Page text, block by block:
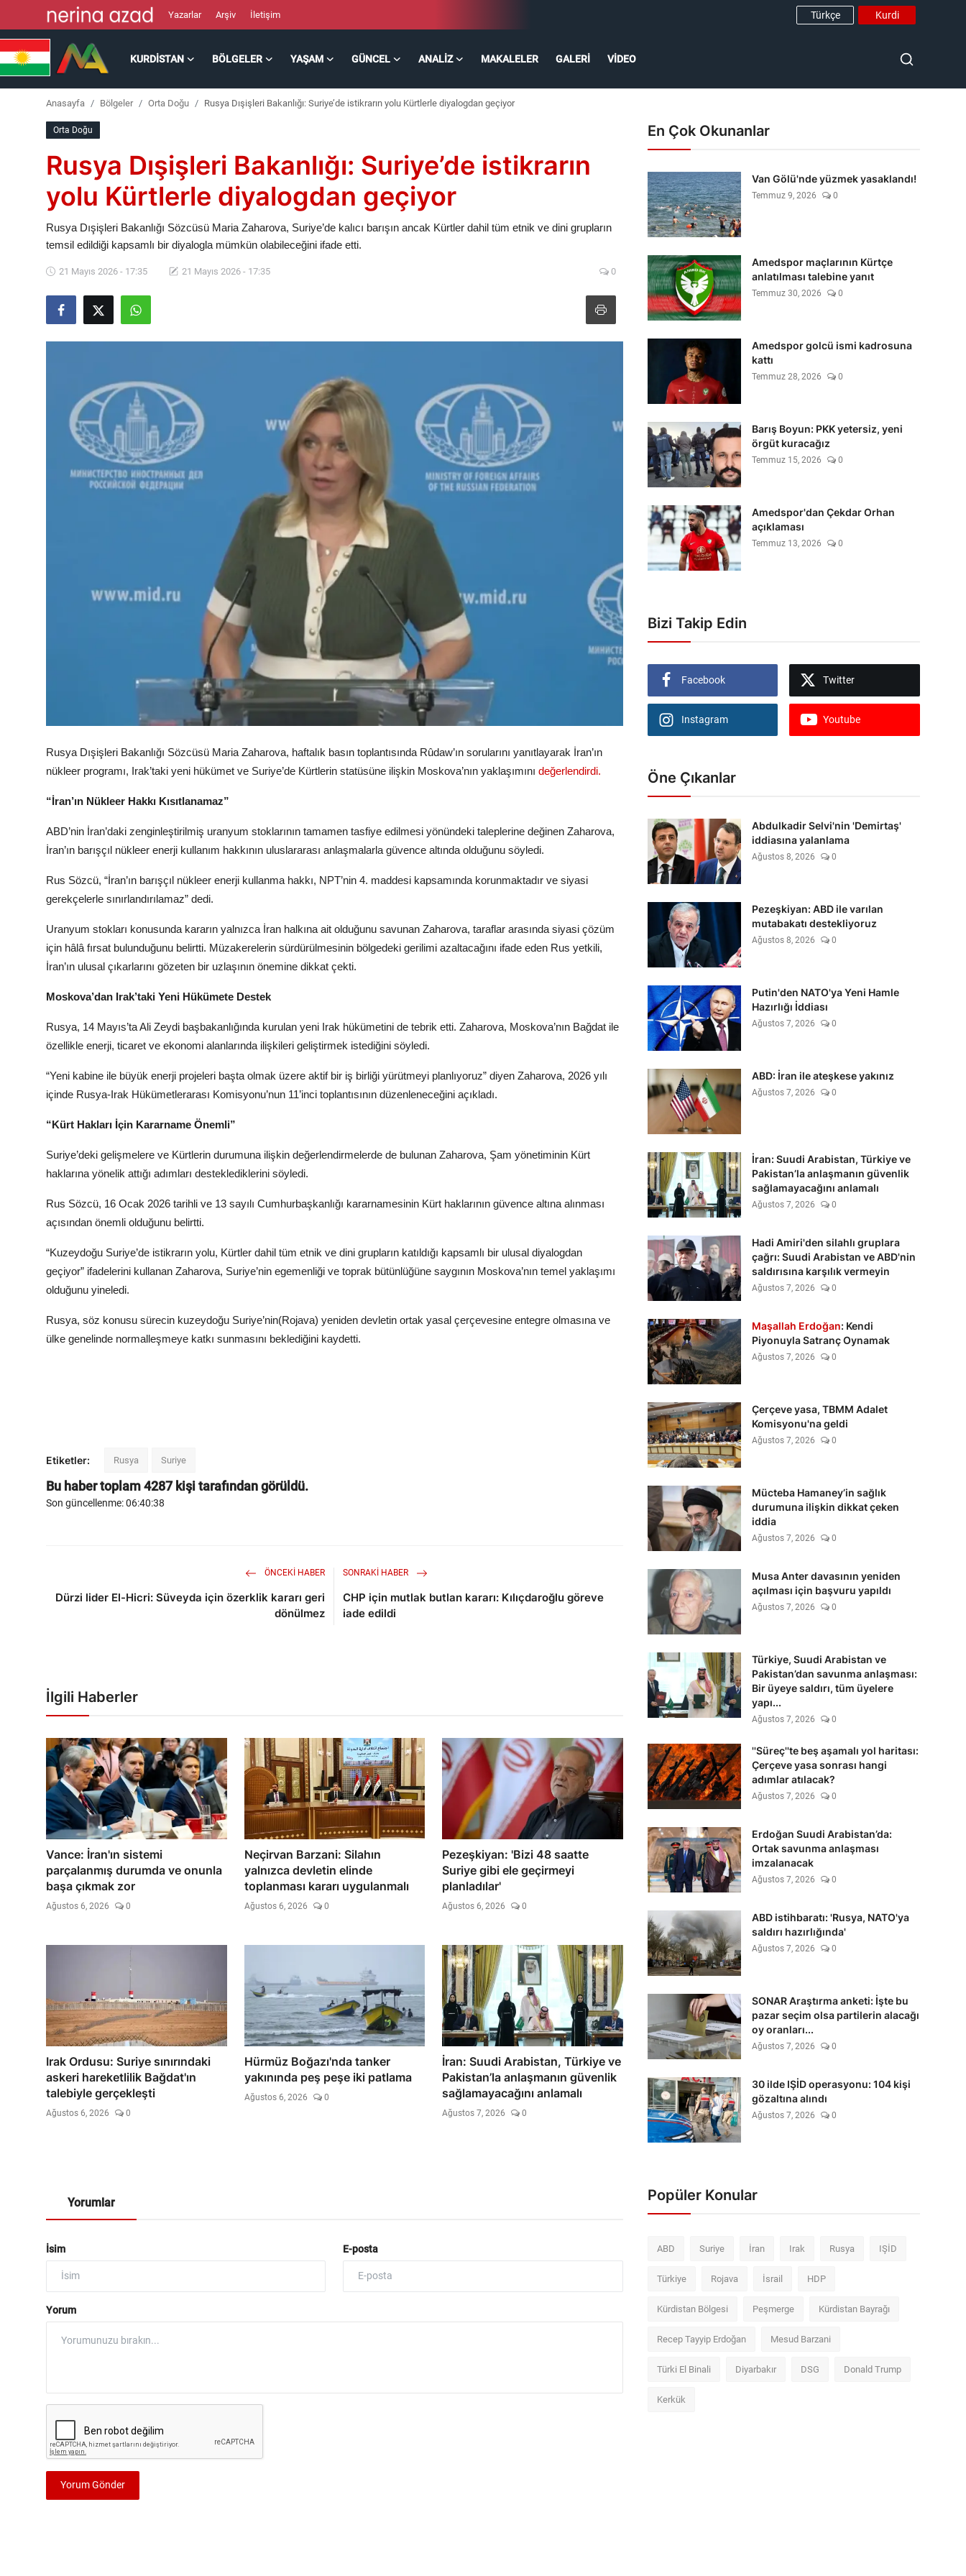
Yazarlar Arşiv İletişim Türkçe Kurdi
KURDISTAN BÖLGELER YAŞAM GÜNCEL ANALIZ MAKALELER GALERI VIDEO
Güncel
Kurdi
Anasayfa Bölgeler Orta Doğu Rusya Dışişleri Bakanlığı: Suriye’de istikrarın yolu Kürtlerle diyalogdan geçiyor
Orta Doğu
Rusya Dışişleri Bakanlığı: Suriye’de istikrarın
yolu Kürtlerle diyalogdan geçiyor
Rusya Dışişleri Bakanlığı Sözcüsü Maria Zaharova, Suriye’de kalıcı barışın ancak Kürtler dahil tüm etnik ve dini grupların
temsil edildiği kapsamlı bir diyalogla mümkün olabileceğini ifade etti.
21 Mayıs 2026 - 17:35 21 Mayıs 2026 - 17:35 0
Rusya Dışişleri Bakanlığı Sözcüsü Maria Zaharova, haftalık basın toplantısında Rûdaw’ın sorularını yanıtlayarak İran’ın
nükleer programı, Irak’taki yeni hükümet ve Suriye’de Kürtlerin statüsüne ilişkin Moskova’nın yaklaşımını değerlendirdi.
“İran’ın Nükleer Hakkı Kısıtlanamaz”
ABD’nin İran’daki zenginleştirilmiş uranyum stoklarının tamamen tasfiye edilmesi yönündeki taleplerine değinen Zaharova,
İran’ın barışçıl nükleer enerji kullanım hakkının uluslararası anlaşmalarla güvence altında olduğunu söyledi.
Rus Sözcü, “İran’ın barışçıl nükleer enerji kullanma hakkı, NPT’nin 4. maddesi kapsamında korunmaktadır ve siyasi
gerekçelerle sınırlandırılamaz” dedi.
Uranyum stokları konusunda kararın yalnızca İran halkına ait olduğunu savunan Zaharova, taraflar arasında siyasi çözüm
için hâlâ fırsat bulunduğunu belirtti. Müzakerelerin sürdürülmesinin bölgedeki gerilimi azaltacağını ifade eden Rus yetkili,
İran’ın ulusal çıkarlarını gözeten bir uzlaşının önemine dikkat çekti.
Moskova’dan Irak’taki Yeni Hükümete Destek
Rusya, 14 Mayıs’ta Ali Zeydi başbakanlığında kurulan yeni Irak hükümetini de tebrik etti. Zaharova, Moskova’nın Bağdat ile
özellikle enerji, ticaret ve ekonomi alanlarında ilişkileri geliştirmek istediğini söyledi.
“Yeni kabine ile büyük enerji projeleri başta olmak üzere aktif bir iş birliği yürütmeyi planlıyoruz” diyen Zaharova, 2026 yılı
içinde Rusya-Irak Hükümetlerarası Komisyonu’nun 11’inci toplantısının düzenleneceğini açıkladı.
“Kürt Hakları İçin Kararname Önemli”
Suriye’deki gelişmelere ve Kürtlerin durumuna ilişkin değerlendirmelerde de bulunan Zaharova, Şam yönetiminin Kürt
haklarına yönelik attığı adımları desteklediklerini söyledi.
Rus Sözcü, 16 Ocak 2026 tarihli ve 13 sayılı Cumhurbaşkanlığı kararnamesinin Kürt haklarının güvence altına alınması
açısından önemli olduğunu belirtti.
“Kuzeydoğu Suriye’de istikrarın yolu, Kürtler dahil tüm etnik ve dini grupların katıldığı kapsamlı bir ulusal diyalogdan
geçiyor” ifadelerini kullanan Zaharova, Suriye’nin egemenliği ve toprak bütünlüğüne saygının Moskova’nın temel yaklaşımı
olduğunu yineledi.
Rusya, söz konusu sürecin kuzeydoğu Suriye’nin(Rojava) yeniden devletin ortak yasal çerçevesine entegre olmasına ve
ülke genelinde normalleşmeye katkı sunmasını beklediğini kaydetti.
Etiketler: Rusya Suriye
Bu haber toplam4287kişi tarafından görüldü.
Son güncellenme: 06:40:38
ÖNCEKI HABER
Dürzi lider El-Hicri: Süveyda için özerklik kararı geri
dönülmez
SONRAKI HABER
CHP için mutlak butlan kararı: Kılıçdaroğlu göreve
iade edildi
İlgili Haberler
Vance: İran'ın sistemi
parçalanmış durumda ve onunla
başa çıkmak zor
Ağustos 6, 2026 0
Neçirvan Barzani: Silahın
yalnızca devletin elinde
toplanması kararı uygulanmalı
Ağustos 6, 2026 0
Pezeşkiyan: 'Bizi 48 saatte
Suriye gibi ele geçirmeyi
planladılar'
Ağustos 6, 2026 0
Irak Ordusu: Suriye sınırındaki
askeri hareketlilik Bağdat'ın
talebiyle gerçekleşti
Ağustos 6, 2026 0
Hürmüz Boğazı'nda tanker
yakınında peş peşe iki patlama
Ağustos 6, 2026 0
İran: Suudi Arabistan, Türkiye ve
Pakistan’la anlaşmanın güvenlik
sağlamayacağını anlamalı
Ağustos 7, 2026 0
Yorumlar
İsim E-posta
Yorum
Yorum Gönder
En Çok Okunanlar
Van Gölü'nde yüzmek yasaklandı!
Temmuz 9, 2026 0
Amedspor maçlarının Kürtçe
anlatılması talebine yanıt
Temmuz 30, 2026 0
Amedspor golcü ismi kadrosuna
kattı
Temmuz 28, 2026 0
Barış Boyun: PKK yetersiz, yeni
örgüt kuracağız
Temmuz 15, 2026 0
Amedspor'dan Çekdar Orhan
açıklaması
Temmuz 13, 2026 0
Bizi Takip Edin
Facebook Twitter
Instagram Youtube
Öne Çıkanlar
Abdulkadir Selvi'nin 'Demirtaş'
iddiasına yalanlama
Ağustos 8, 2026 0
Pezeşkiyan: ABD ile varılan
mutabakatı destekliyoruz
Ağustos 8, 2026 0
Putin'den NATO'ya Yeni Hamle
Hazırlığı İddiası
Ağustos 7, 2026 0
ABD: İran ile ateşkese yakınız
Ağustos 7, 2026 0
İran: Suudi Arabistan, Türkiye ve
Pakistan’la anlaşmanın güvenlik
sağlamayacağını anlamalı
Ağustos 7, 2026 0
Hadi Amiri'den silahlı gruplara
çağrı: Suudi Arabistan ve ABD'nin
saldırısına karşılık vermeyin
Ağustos 7, 2026 0
Maşallah Erdoğan: Kendi
Piyonuyla Satranç Oynamak
Ağustos 7, 2026 0
Çerçeve yasa, TBMM Adalet
Komisyonu'na geldi
Ağustos 7, 2026 0
Mücteba Hamaney’in sağlık
durumuna ilişkin dikkat çeken
iddia
Ağustos 7, 2026 0
Musa Anter davasının yeniden
açılması için başvuru yapıldı
Ağustos 7, 2026 0
Türkiye, Suudi Arabistan ve
Pakistan’dan savunma anlaşması:
Bir üyeye saldırı, tüm üyelere
yapı...
Ağustos 7, 2026 0
''Süreç''te beş aşamalı yol haritası:
Çerçeve yasa sonrası hangi
adımlar atılacak?
Ağustos 7, 2026 0
Erdoğan Suudi Arabistan’da:
Ortak savunma anlaşması
imzalanacak
Ağustos 7, 2026 0
ABD istihbaratı: 'Rusya, NATO'ya
saldırı hazırlığında'
Ağustos 7, 2026 0
SONAR Araştırma anketi: İşte bu
pazar seçim olsa partilerin alacağı
oy oranları...
Ağustos 7, 2026 0
30 ilde IŞİD operasyonu: 104 kişi
gözaltına alındı
Ağustos 7, 2026 0
Popüler Konular
ABD Suriye İran Irak Rusya IŞİD
Türkiye Rojava İsrail HDP
Kürdistan Bölgesi Peşmerge Kürdistan Bayrağı
Recep Tayyip Erdoğan Mesud Barzani
Türki El Binali Diyarbakır DSG Donald Trump
Kerkük